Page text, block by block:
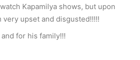
Kapamilya shows, but upon
upset and disgusted!!!!!
and for his family!!!